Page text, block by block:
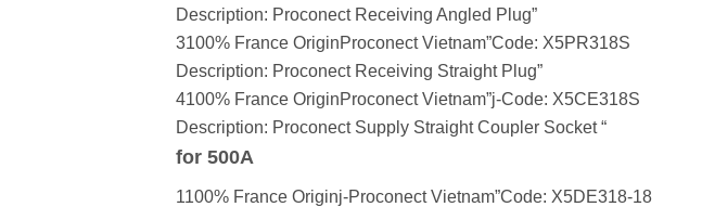
Description: Proconect Receiving Angled Plug”
3100% France OriginProconect Vietnam”Code: X5PR318S
Description: Proconect Receiving Straight Plug”
4100% France OriginProconect Vietnam”j-Code: X5CE318S
Description: Proconect Supply Straight Coupler Socket “
for 500A
1100% France Originj-Proconect Vietnam”Code: X5DE318-18